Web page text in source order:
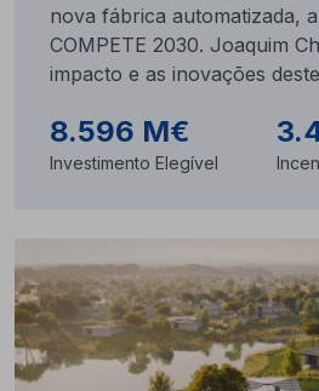
nova fábrica automatizada,
COMPETE 2030. Joaquim
impacto e as inovações
8.596 M€
Investimento Elegível